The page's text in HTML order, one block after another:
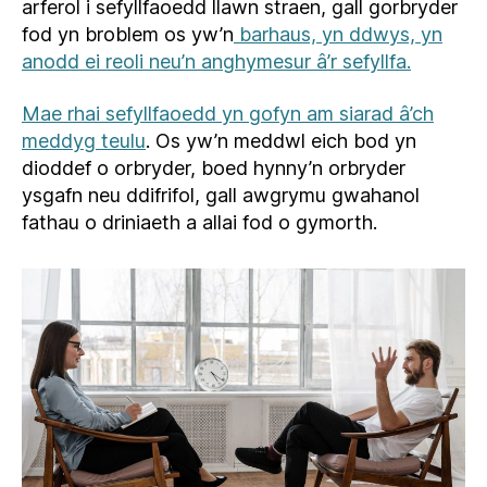
arferol i sefyllfaoedd llawn straen, gall gorbryder
fod yn broblem os yw’n barhaus, yn ddwys, yn
anodd ei reoli neu’n anghymesur â’r sefyllfa.
Mae rhai sefyllfaoedd yn gofyn am siarad â’ch
meddyg teulu. Os yw’n meddwl eich bod yn
dioddef o orbryder, boed hynny’n orbryder
ysgafn neu ddifrifol, gall awgrymu gwahanol
fathau o driniaeth a allai fod o gymorth.